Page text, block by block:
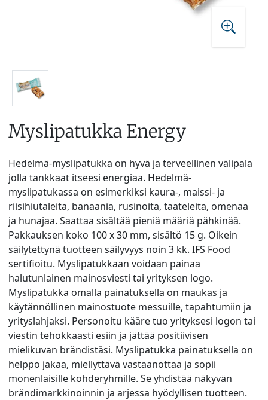
Myslipatukka Energy
Hedelmä-myslipatukka on hyvä ja terveellinen välipala
jolla tankkaat itseesi energiaa. Hedelmä-
myslipatukassa on esimerkiksi kaura-, maissi- ja
riisihiutaleita, banaania, rusinoita, taateleita, omenaa
ja hunajaa. Saattaa sisältää pieniä määriä pähkinää.
Pakkauksen koko 100 x 30 mm, sisältö 15 g. Oikein
säilytettynä tuotteen säilyvyys noin 3 kk. IFS Food
sertifioitu. Myslipatukkaan voidaan painaa
halutunlainen mainosviesti tai yrityksen logo.
Myslipatukka omalla painatuksella on maukas ja
käytännöllinen mainostuote messuille, tapahtumiin ja
yrityslahjaksi. Personoitu kääre tuo yrityksesi logon tai
viestin tehokkaasti esiin ja jättää positiivisen
mielikuvan brändistäsi. Myslipatukka painatuksella on
helppo jakaa, miellyttävä vastaanottaa ja sopii
monenlaisille kohderyhmille. Se yhdistää näkyvän
brändimarkkinoinnin ja arjessa hyödyllisen tuotteen.